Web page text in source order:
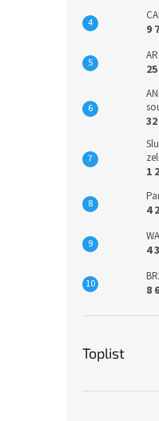
9
1
4
4
8
Toplist